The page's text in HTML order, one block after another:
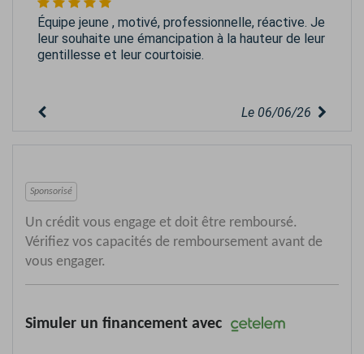
Équipe jeune , motivé, professionnelle, réactive. Je
leur souhaite une émancipation à la hauteur de leur
gentillesse et leur courtoisie.
Le 06/06/26